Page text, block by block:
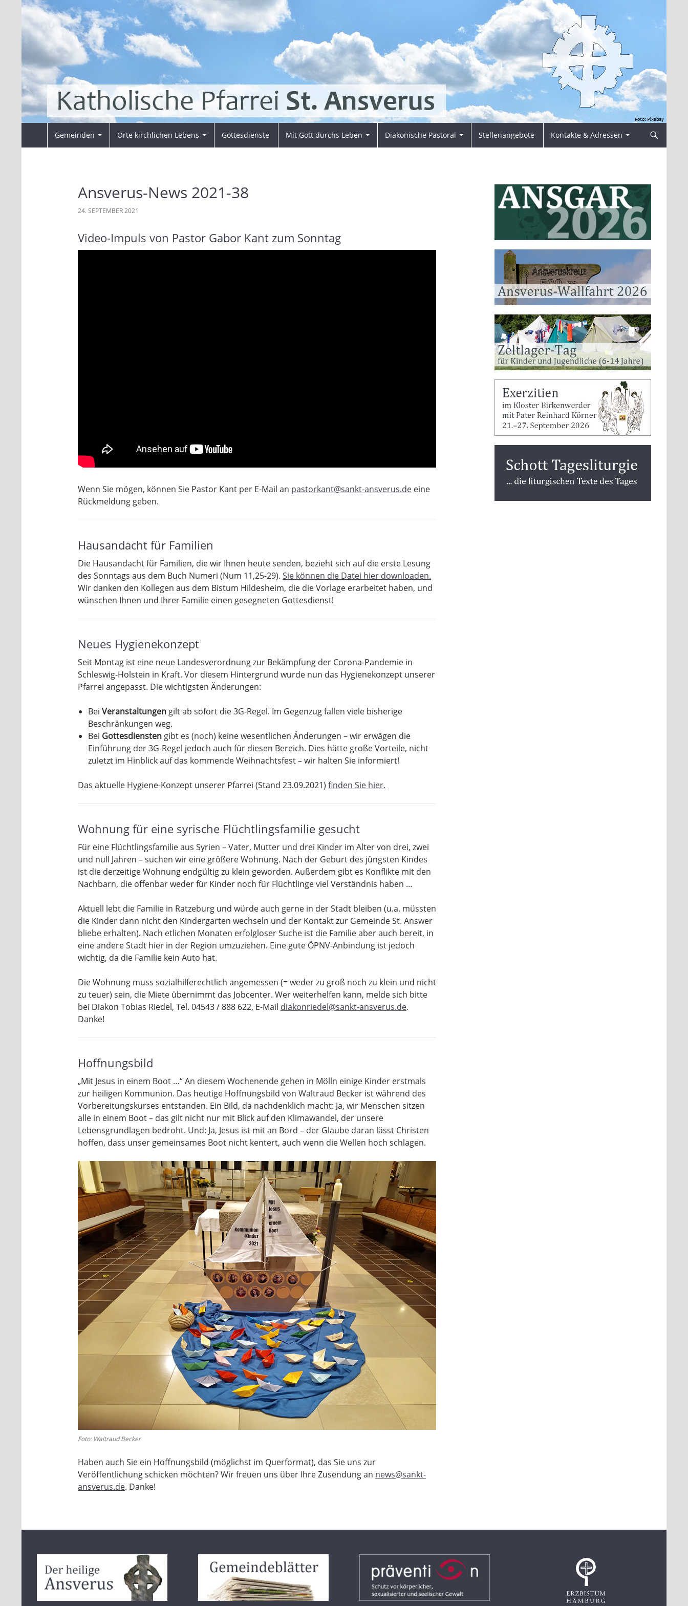
springen
Pfarrei Sankt Ansverus
Gemeinden Orte kirchlichen Lebens Gottesdienste Mit Gott durchs Leben Diakonische Pastoral Stellenangebote Kontakte & Adressen
Ansverus-News 2021-38
24. SEPTEMBER 2021
Video-Impuls von Pastor Gabor Kant zum Sonntag
Wenn Sie mögen, können Sie Pastor Kant per E-Mail an pastorkant@sankt-ansverus.de eine
Rückmeldung geben.
Hausandacht für Familien
Die Hausandacht für Familien, die wir Ihnen heute senden, bezieht sich auf die erste Lesung
des Sonntags aus dem Buch Numeri (Num 11,25-29). Sie können die Datei hier downloaden.
Wir danken den Kollegen aus dem Bistum Hildesheim, die die Vorlage erarbeitet haben, und
wünschen Ihnen und Ihrer Familie einen gesegneten Gottesdienst!
Neues Hygienekonzept
Seit Montag ist eine neue Landesverordnung zur Bekämpfung der Corona-Pandemie in
Schleswig-Holstein in Kraft. Vor diesem Hintergrund wurde nun das Hygienekonzept unserer
Pfarrei angepasst. Die wichtigsten Änderungen:
Bei Veranstaltungen gilt ab sofort die 3G-Regel. Im Gegenzug fallen viele bisherige
Beschränkungen weg.
Bei Gottesdiensten gibt es (noch) keine wesentlichen Änderungen – wir erwägen die
Einführung der 3G-Regel jedoch auch für diesen Bereich. Dies hätte große Vorteile, nicht
zuletzt im Hinblick auf das kommende Weihnachtsfest – wir halten Sie informiert!
Das aktuelle Hygiene-Konzept unserer Pfarrei (Stand 23.09.2021) finden Sie hier.
Wohnung für eine syrische Flüchtlingsfamilie gesucht
Für eine Flüchtlingsfamilie aus Syrien – Vater, Mutter und drei Kinder im Alter von drei, zwei
und null Jahren – suchen wir eine größere Wohnung. Nach der Geburt des jüngsten Kindes
ist die derzeitige Wohnung endgültig zu klein geworden. Außerdem gibt es Konflikte mit den
Nachbarn, die offenbar weder für Kinder noch für Flüchtlinge viel Verständnis haben …
Aktuell lebt die Familie in Ratzeburg und würde auch gerne in der Stadt bleiben (u.a. müssten
die Kinder dann nicht den Kindergarten wechseln und der Kontakt zur Gemeinde St. Answer
bliebe erhalten). Nach etlichen Monaten erfolgloser Suche ist die Familie aber auch bereit, in
eine andere Stadt hier in der Region umzuziehen. Eine gute ÖPNV-Anbindung ist jedoch
wichtig, da die Familie kein Auto hat.
Die Wohnung muss sozialhilferechtlich angemessen (= weder zu groß noch zu klein und nicht
zu teuer) sein, die Miete übernimmt das Jobcenter. Wer weiterhelfen kann, melde sich bitte
bei Diakon Tobias Riedel, Tel. 04543 / 888 622, E-Mail diakonriedel@sankt-ansverus.de.
Danke!
Hoffnungsbild
„Mit Jesus in einem Boot …“ An diesem Wochenende gehen in Mölln einige Kinder erstmals
zur heiligen Kommunion. Das heutige Hoffnungsbild von Waltraud Becker ist während des
Vorbereitungskurses entstanden. Ein Bild, da nachdenklich macht: Ja, wir Menschen sitzen
alle in einem Boot – das gilt nicht nur mit Blick auf den Klimawandel, der unsere
Lebensgrundlagen bedroht. Und: Ja, Jesus ist mit an Bord – der Glaube daran lässt Christen
hoffen, dass unser gemeinsames Boot nicht kentert, auch wenn die Wellen hoch schlagen.
Foto: Waltraud Becker
Haben auch Sie ein Hoffnungsbild (möglichst im Querformat), das Sie uns zur
Veröffentlichung schicken möchten? Wir freuen uns über Ihre Zusendung an news@sankt-
ansverus.de. Danke!